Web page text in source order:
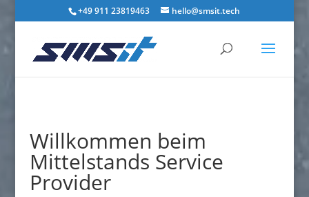
+49 911 23819463 hello@smsit.tech
Willkommen beim
Mittelstands Service
Provider